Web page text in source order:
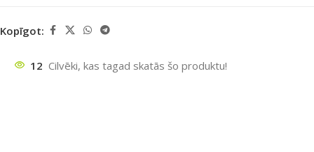
Kopīgot:
12 Cilvēki, kas tagad skatās šo produktu!